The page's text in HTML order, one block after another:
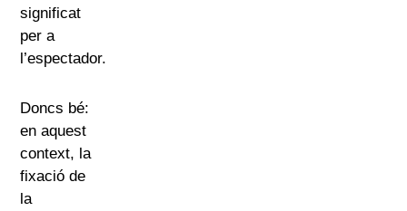
significat
per a
l’espectador.
Doncs bé:
en aquest
context, la
fixació de
la